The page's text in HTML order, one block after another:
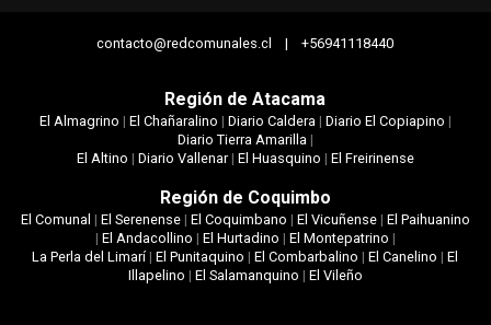
contacto@redcomunales.cl | +56941118440
Región de Atacama
El Almagrino | El Chañaralino | Diario Caldera | Diario El Copiapino |
Diario Tierra Amarilla |
El Altino | Diario Vallenar| El Huasquino | El Freirinense
Región de Coquimbo
El Comunal | El Serenense| El Coquimbano | El Vicuñense| El Paihuanino
| El Andacollino | El Hurtadino | El Montepatrino |
La Perla del Limarí|El Punitaquino |El Combarbalino |El Canelino |El
Illapelino | El Salamanquino | El Vileño